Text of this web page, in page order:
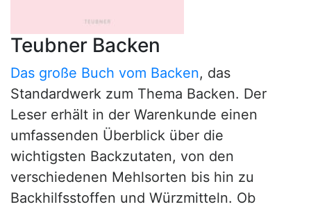
Teubner Backen
Das große Buch vom Backen, das
Standardwerk zum Thema Backen. Der
Leser erhält in der Warenkunde einen
umfassenden Überblick über die
wichtigsten Backzutaten, von den
verschiedenen Mehlsorten bis hin zu
Backhilfsstoffen und Würzmitteln. Ob